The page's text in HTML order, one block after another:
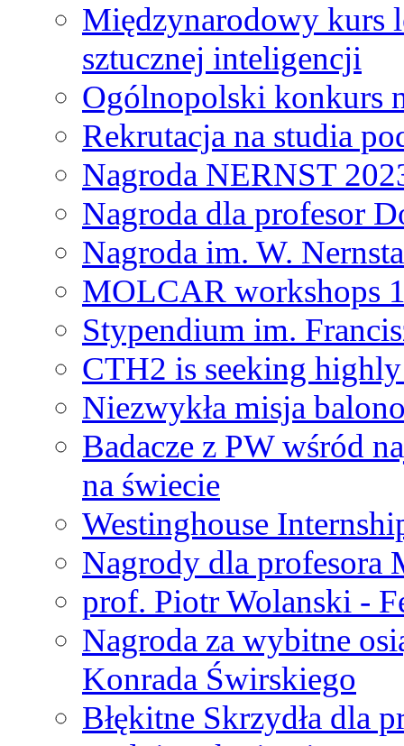
Międzynarodowy kurs
sztucznej inteligencji
Ogólnopolski konkurs
Rekrutacja na studia
Nagroda NERNST
Nagroda dla profesor
Nagroda im. W.
MOLCAR workshops
Stypendium im.
CTH2 is seeking
Niezwykła misja
Badacze z PW wśród
na świecie
Westinghouse
Nagrody dla profesora
prof. Piotr Wolanski -
Nagroda za wybitne
Konrada Świrskiego
Błękitne Skrzydła dla